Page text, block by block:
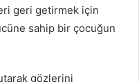
geri getirmek için
sahip bir çocuğun
gözlerini